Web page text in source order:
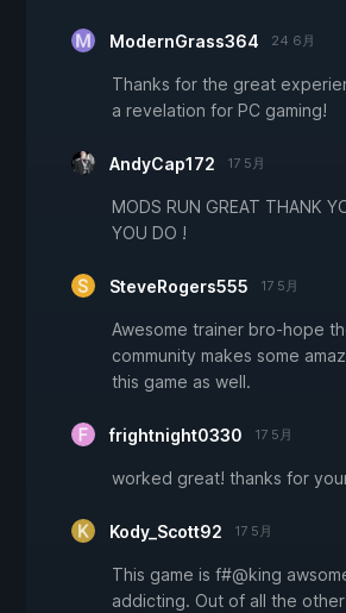
ModernGrass364 24 6月
Thanks for the great
a revelation for PC gaming!
AndyCap172 17 5月
MODS RUN GREAT THANK
YOU DO !
SteveRogers555 17 5月
Awesome trainer bro-hope
community makes some
this game as well.
frightnight0330 17 5月
worked great! thanks for
Kody_Scott92 17 5月
This game is f#@king
addicting. Out of all the